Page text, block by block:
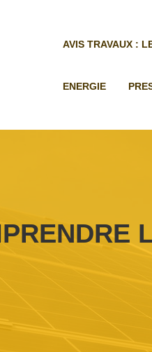
AVIS TRAVAUX :
ENERGIE